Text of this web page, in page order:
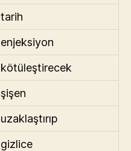
tarih
enjeksiyon
kötüleştirecek
şişen
uzaklaştırıp
gizlice